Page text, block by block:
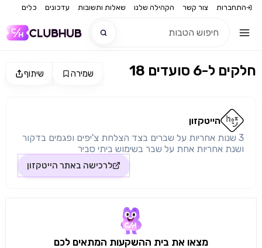
התחברות צור קשר הקהילה שלנו שאלות ותשובות עדכונים כלים
חדש שיתוף שמירה 18 חלקים ל-6 סועדים
הייטקזון
3 שנות אחריות על שברים בצד הצלחת צ'יפים ופגמים בדקור
ושנת אחריות אחת על שבר בשימוש ביתי סביר
לרכישה באתר הייטקזון
מצאו את בית ההשקעות המתאים לכם